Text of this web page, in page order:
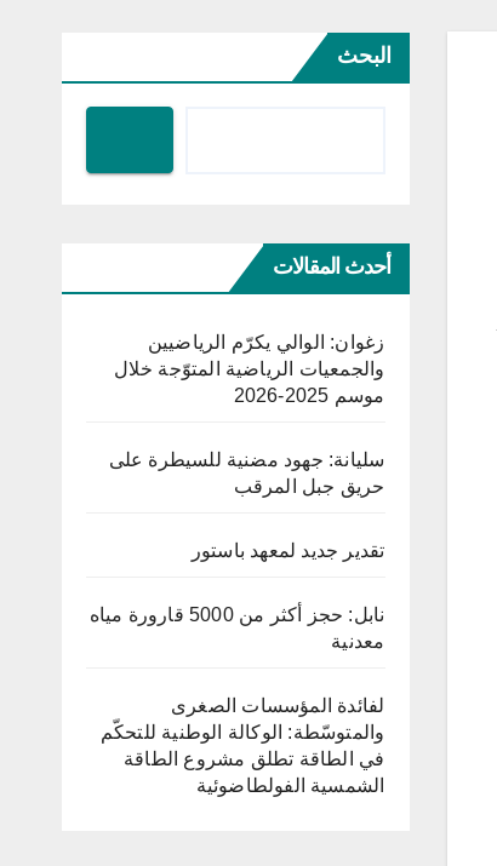
البحث
أحدث المقالات
زغوان: الوالي يكرّم الرياضيين
والجمعيات الرياضية المتوّجة خلال
موسم 2025-2026
سليانة: جهود مضنية للسيطرة على
حريق جبل المرقب
تقدير جديد لمعهد باستور
نابل: حجز أكثر من 5000 قارورة مياه
معدنية
لفائدة المؤسسات الصغرى
والمتوسّطة: الوكالة الوطنية للتحكّم
في الطاقة تطلق مشروع الطاقة
الشمسية الفولطاضوئية